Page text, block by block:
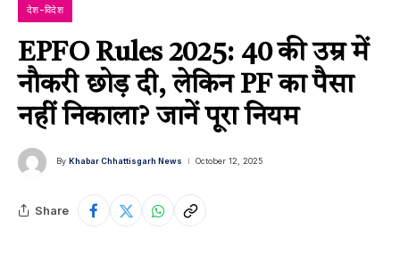
देश-विदेश
EPFO Rules 2025: 40 की उम्र में
नौकरी छोड़ दी, लेकिन PF का पैसा
नहीं निकाला? जानें पूरा नियम
By Khabar Chhattisgarh News October 12, 2025
Share